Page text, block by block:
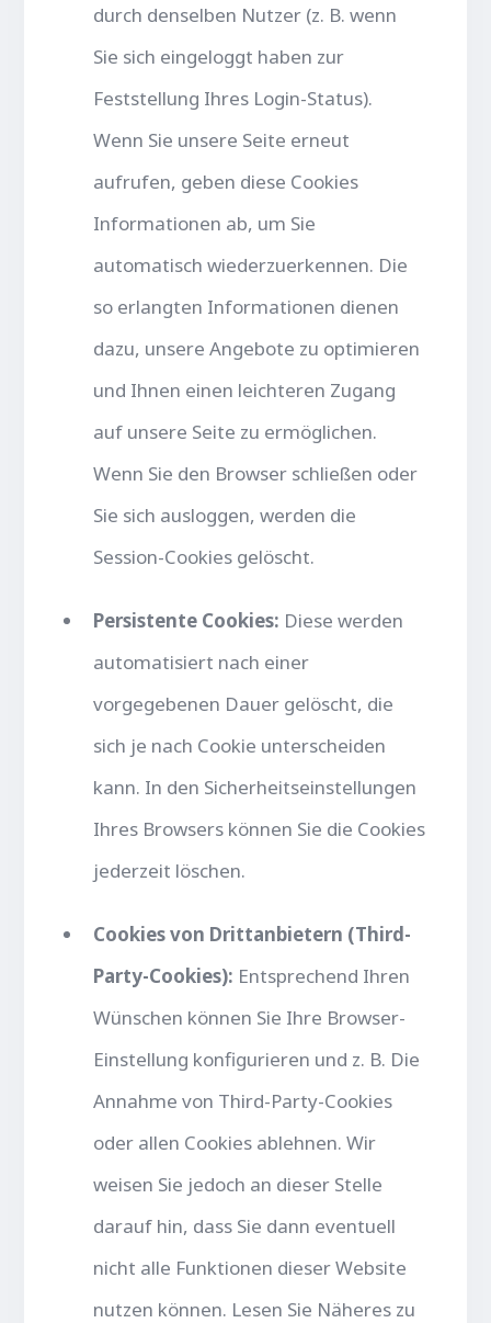
durch denselben Nutzer (z. B. wenn
Sie sich eingeloggt haben zur
Feststellung Ihres Login-Status).
Wenn Sie unsere Seite erneut
aufrufen, geben diese Cookies
Informationen ab, um Sie
automatisch wiederzuerkennen. Die
so erlangten Informationen dienen
dazu, unsere Angebote zu optimieren
und Ihnen einen leichteren Zugang
auf unsere Seite zu ermöglichen.
Wenn Sie den Browser schließen oder
Sie sich ausloggen, werden die
Session-Cookies gelöscht.
Persistente Cookies: Diese werden
automatisiert nach einer
vorgegebenen Dauer gelöscht, die
sich je nach Cookie unterscheiden
kann. In den Sicherheitseinstellungen
Ihres Browsers können Sie die Cookies
jederzeit löschen.
Cookies von Drittanbietern (Third-
Party-Cookies): Entsprechend Ihren
Wünschen können Sie Ihre Browser-
Einstellung konfigurieren und z. B. Die
Annahme von Third-Party-Cookies
oder allen Cookies ablehnen. Wir
weisen Sie jedoch an dieser Stelle
darauf hin, dass Sie dann eventuell
nicht alle Funktionen dieser Website
nutzen können. Lesen Sie Näheres zu